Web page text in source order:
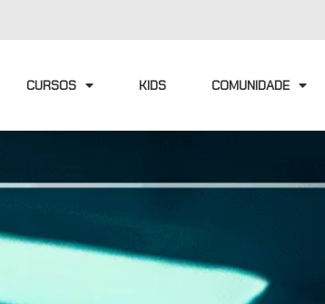
CURSOS KIDS COMUNIDADE